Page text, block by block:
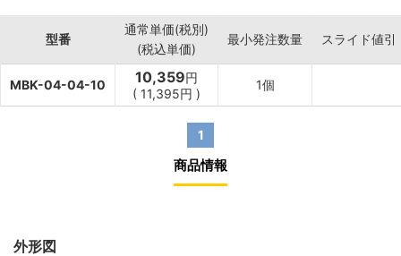
型番
通常単価(税別)
(税込単価)
最小発注数量 スライド値引
MBK-04-04-10 10,359円
( 11,395円 )
1個
1
商品情報
外形図